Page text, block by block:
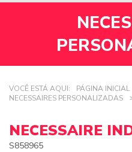
VOCÊ ESTÁ AQUI:
PÁGINA INICIAL
NECESSAIRES PERSONALIZADAS
NECESSAIRE
S858965